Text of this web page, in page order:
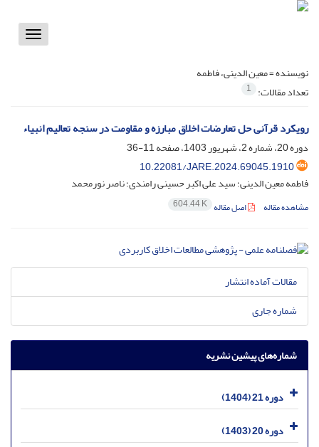
Toggle
نویسنده =معین الدینی، فاطمه
تعداد مقالات: 1
رویکرد قرآنی حل تعارضات اخلاق مبارزه و مقاومت در سنجه تعالیم انبیاء
دوره 20، شماره 2، شهریور 1403، صفحه
11-36
10.22081/JARE.2024.69045.1910
فاطمه معین الدینی؛ سید علی اکبر حسینی رامندی؛ ناصر نورمحمد
مشاهده مقاله اصل مقاله 604.44 K
مقالات آماده انتشار
شماره جاری
شماره‌های پیشین نشریه
دوره 21 (1404)
دوره 20 (1403)